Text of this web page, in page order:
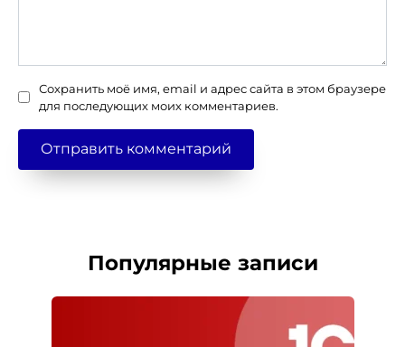
Сохранить моё имя, email и адрес сайта в этом браузере
для последующих моих комментариев.
Популярные записи